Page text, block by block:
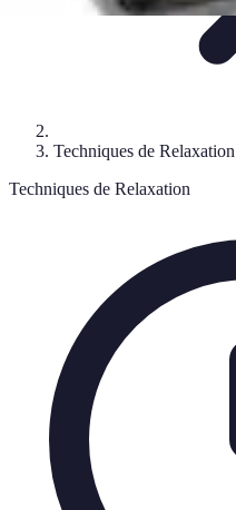
Techniques de Relaxation
Techniques de Relaxation